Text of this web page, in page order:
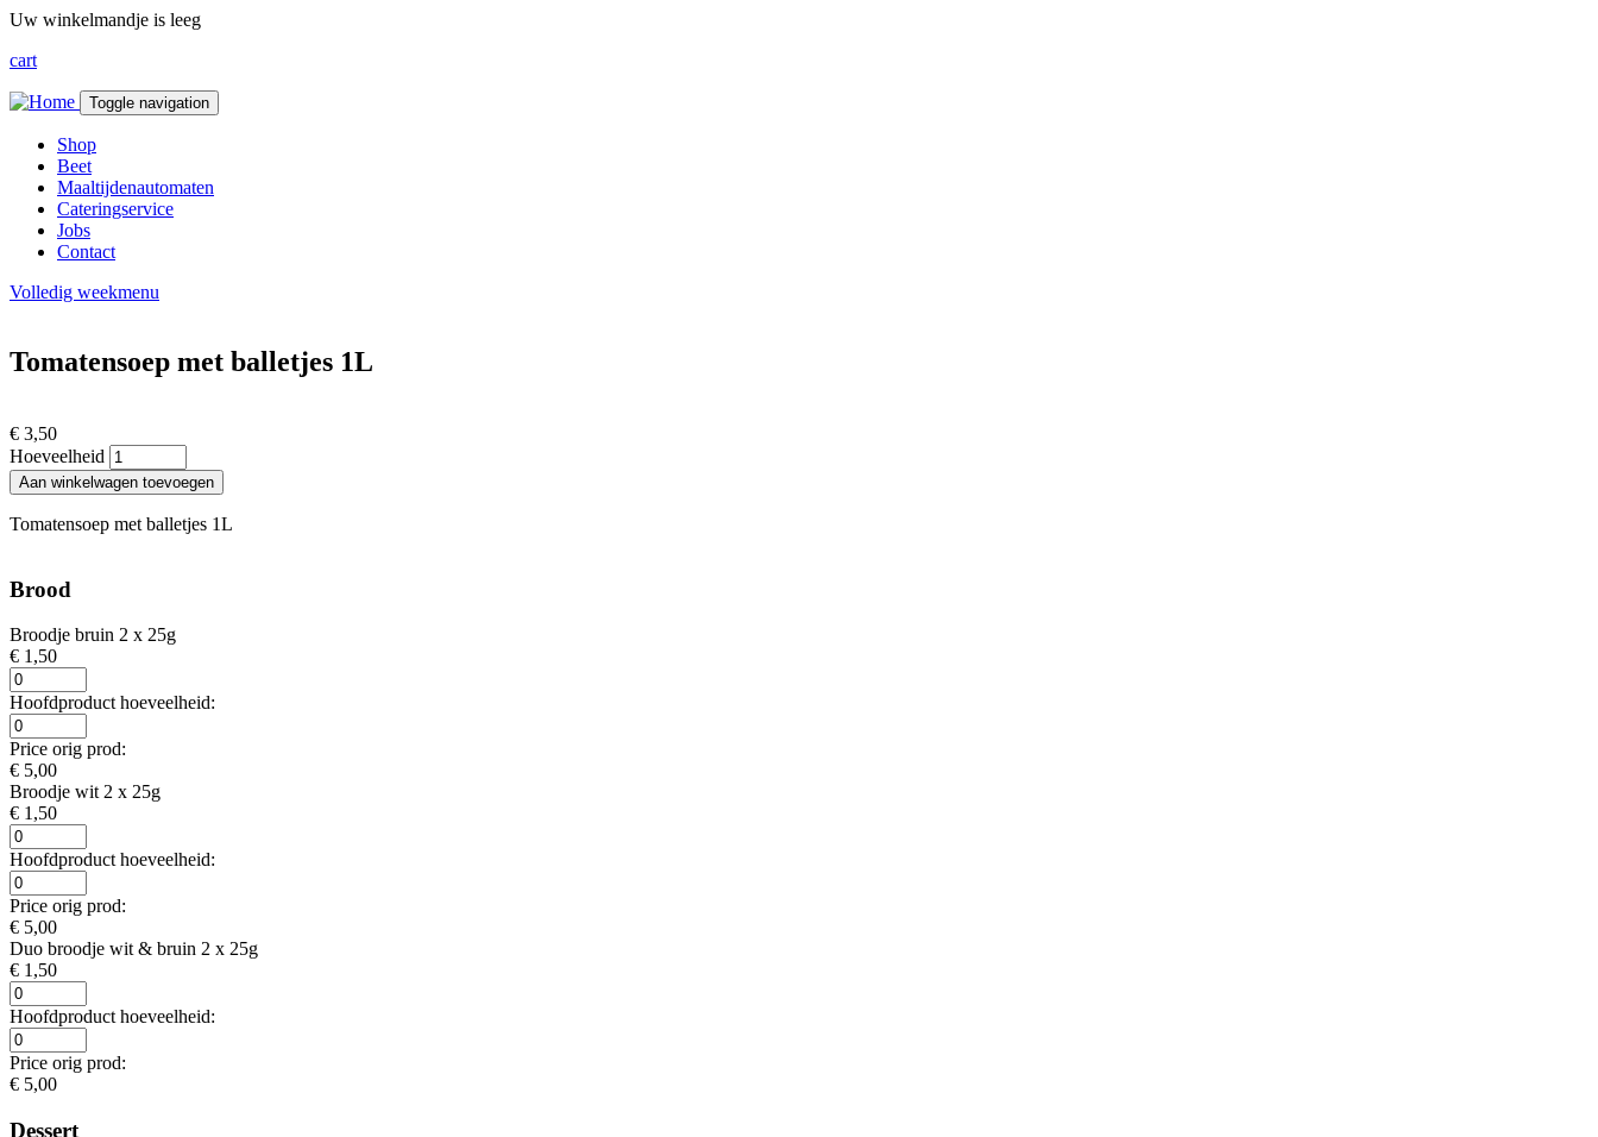
Overslaan en naar de inhoud gaan
Uw winkelmandje is leeg
cart
Toggle navigation
Shop
Beet
Maaltijdenautomaten
Cateringservice
Jobs
Contact
Volledig weekmenu
Tomatensoep met balletjes 1L
€ 3,50
Hoeveelheid
Aan winkelwagen toevoegen
Tomatensoep met balletjes 1L
Brood
Broodje bruin 2 x 25g
€ 1,50
Hoofdproduct hoeveelheid:
Price orig prod:
€ 5,00
Broodje wit 2 x 25g
€ 1,50
Hoofdproduct hoeveelheid:
Price orig prod:
€ 5,00
Duo broodje wit & bruin 2 x 25g
€ 1,50
Hoofdproduct hoeveelheid:
Price orig prod:
€ 5,00
Dessert